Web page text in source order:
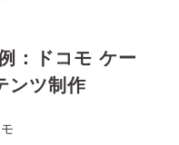
：ドコモ ケー
ンツ制作